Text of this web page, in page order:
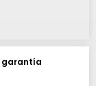
garantía